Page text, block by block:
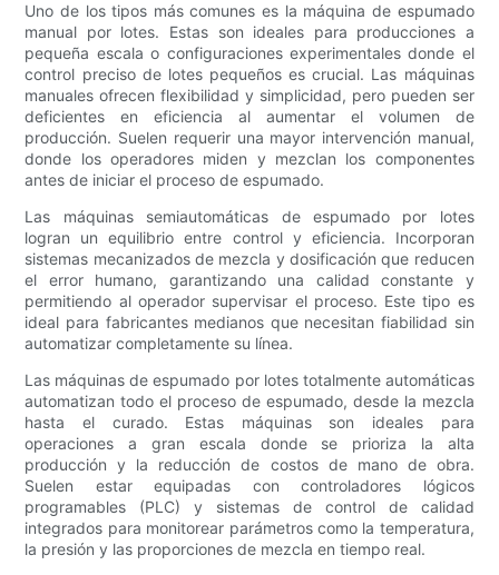
Uno de los tipos más comunes es la máquina de espumado
manual por lotes. Estas son ideales para producciones a
pequeña escala o configuraciones experimentales donde el
control preciso de lotes pequeños es crucial. Las máquinas
manuales ofrecen flexibilidad y simplicidad, pero pueden ser
deficientes en eficiencia al aumentar el volumen de
producción. Suelen requerir una mayor intervención manual,
donde los operadores miden y mezclan los componentes
antes de iniciar el proceso de espumado.
Las máquinas semiautomáticas de espumado por lotes
logran un equilibrio entre control y eficiencia. Incorporan
sistemas mecanizados de mezcla y dosificación que reducen
el error humano, garantizando una calidad constante y
permitiendo al operador supervisar el proceso. Este tipo es
ideal para fabricantes medianos que necesitan fiabilidad sin
automatizar completamente su línea.
Las máquinas de espumado por lotes totalmente automáticas
automatizan todo el proceso de espumado, desde la mezcla
hasta el curado. Estas máquinas son ideales para
operaciones a gran escala donde se prioriza la alta
producción y la reducción de costos de mano de obra.
Suelen estar equipadas con controladores lógicos
programables (PLC) y sistemas de control de calidad
integrados para monitorear parámetros como la temperatura,
la presión y las proporciones de mezcla en tiempo real.